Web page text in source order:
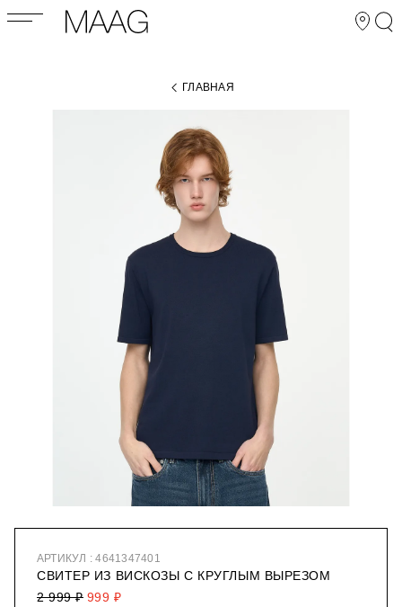
ГЛАВНАЯ
АРТИКУЛ : 4641347401
СВИТЕР ИЗ ВИСКОЗЫ С КРУГЛЫМ ВЫРЕЗОМ
999 ₽
2 999 ₽